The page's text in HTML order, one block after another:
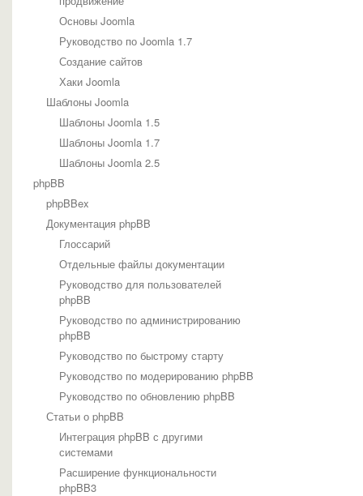
Основы Joomla
Руководство по Joomla 1.7
Создание сайтов
Хаки Joomla
Шаблоны Joomla
Шаблоны Joomla 1.5
Шаблоны Joomla 1.7
Шаблоны Joomla 2.5
phpBB
phpBBex
Документация phpBB
Глоссарий
Отдельные файлы документации
Руководство для пользователей
phpBB
Руководство по администрированию
phpBB
Руководство по быстрому старту
Руководство по модерированию phpBB
Руководство по обновлению phpBB
Статьи о phpBB
Интеграция phpBB с другими
системами
Расширение функциональности
phpBB3